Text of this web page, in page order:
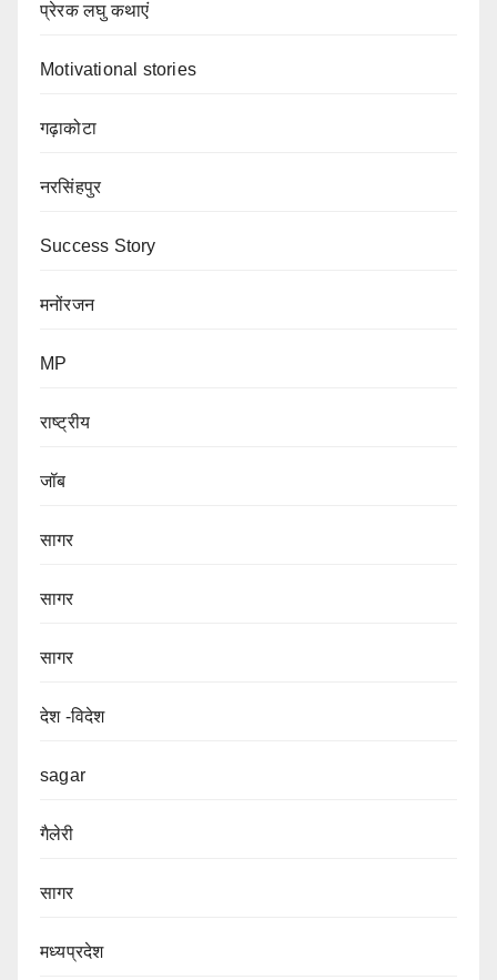
प्रेरक लघु कथाएं
Motivational stories
गढ़ाकोटा
नरसिंहपुर
Success Story
मनोंरजन
MP
राष्ट्रीय
जॉब
सागर
सागर
सागर
देश -विदेश
sagar
गैलेरी
सागर
मध्यप्रदेश